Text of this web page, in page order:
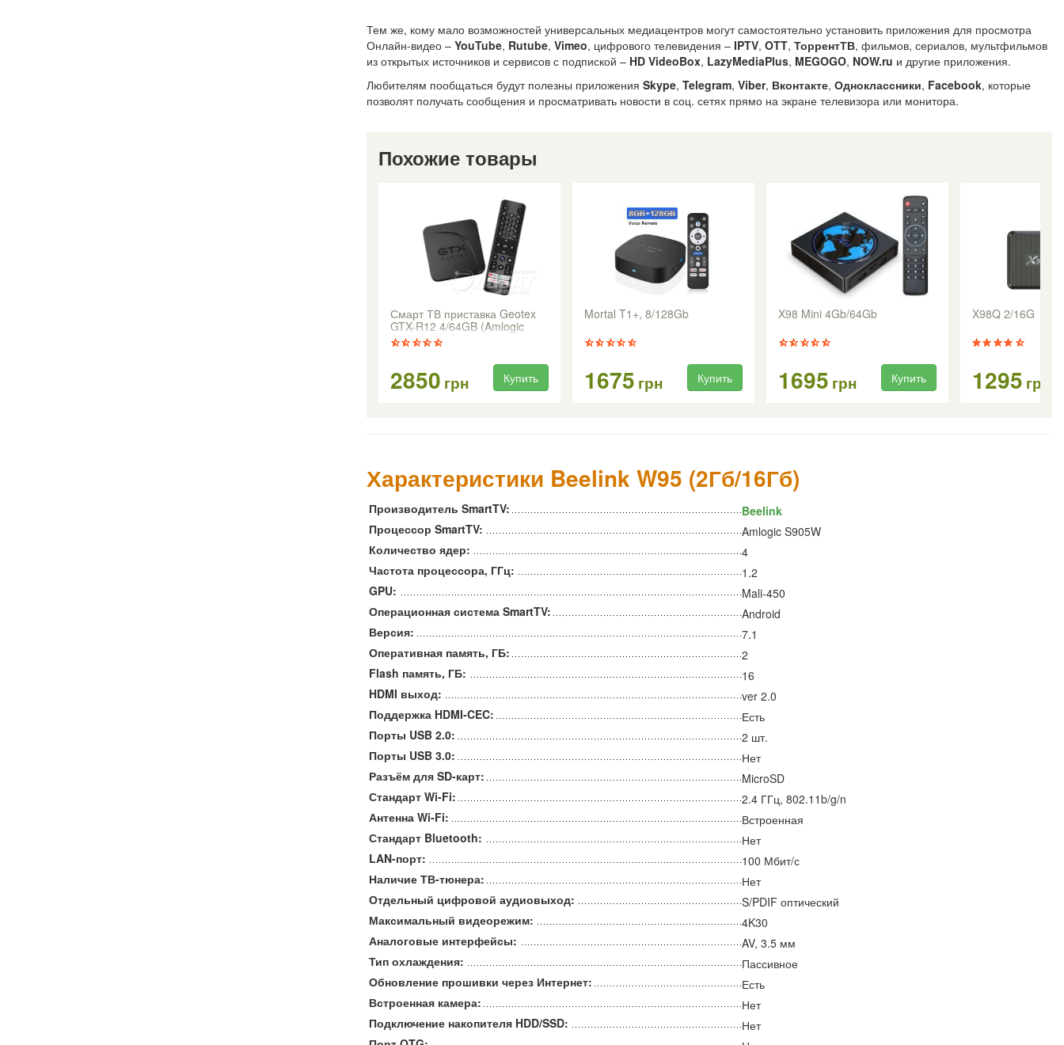
Тем же, кому мало возможностей универсальных медиацентров могут самостоятельно установить приложения для просмотра
Онлайн-видео – YouTube, Rutube, Vimeo, цифрового телевидения – IPTV, OTT, ТоррентТВ, фильмов, сериалов, мультфильмов
из открытых источников и сервисов с подпиской – HD VideoBox, LazyMediaPlus, MEGOGO, NOW.ru и другие приложения.
Любителям пообщаться будут полезны приложения Skype, Telegram, Viber, Вконтакте, Одноклассники, Facebook, которые
позволят получать сообщения и просматривать новости в соц. сетях прямо на экране телевизора или монитора.
Похожие товары
Смарт ТВ приставка Geotex
GTX-R12 4/64GB (Amlogic
S905X5M / Android 14)
2850 грн Купить
Mortal T1+, 8/128Gb
1675 грн Купить
X98 Mini 4Gb/64Gb
1695 грн Купить
X98Q 2/16G
1295 грн
Характеристики Beelink W95 (2Гб/16Гб)
Производитель SmartTV:
Beelink
Процессор SmartTV:
Amlogic S905W
Количество ядер:
4
Частота процессора, ГГц:
1.2
GPU:
Mali-450
Операционная система SmartTV:
Android
Версия:
7.1
Оперативная память, ГБ:
2
Flash память, ГБ:
16
HDMI выход:
ver 2.0
Поддержка HDMI-CEC:
Есть
Порты USB 2.0:
2 шт.
Порты USB 3.0:
Нет
Разъём для SD-карт:
MicroSD
Стандарт Wi-Fi:
2.4 ГГц, 802.11b/g/n
Антенна Wi-Fi:
Встроенная
Стандарт Bluetooth:
Нет
LAN-порт:
100 Мбит/с
Наличие ТВ-тюнера:
Нет
Отдельный цифровой аудиовыход:
S/PDIF оптический
Максимальный видеорежим:
4K30
Аналоговые интерфейсы:
AV, 3.5 мм
Тип охлаждения:
Пассивное
Обновление прошивки через Интернет:
Есть
Встроенная камера:
Нет
Подключение накопителя HDD/SSD:
Нет